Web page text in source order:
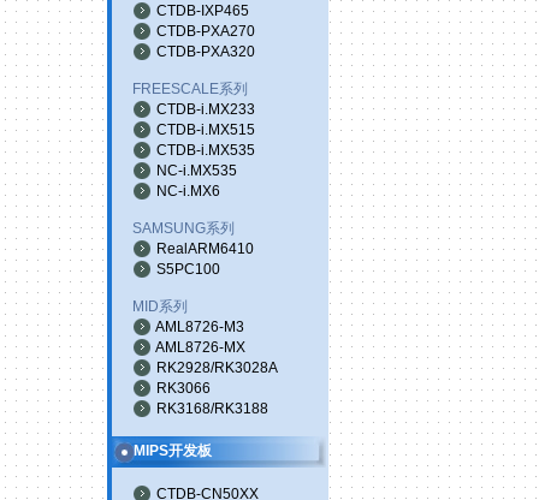
CTDB-IXP465
CTDB-PXA270
CTDB-PXA320
FREESCALE系列
CTDB-i.MX233
CTDB-i.MX515
CTDB-i.MX535
NC-i.MX535
NC-i.MX6
SAMSUNG系列
RealARM6410
S5PC100
MID系列
AML8726-M3
AML8726-MX
RK2928/RK3028A
RK3066
RK3168/RK3188
MIPS开发板
CTDB-CN50XX